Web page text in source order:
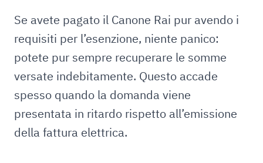
Se avete pagato il Canone Rai pur avendo i
requisiti per l’esenzione, niente panico:
potete pur sempre recuperare le somme
versate indebitamente. Questo accade
spesso quando la domanda viene
presentata in ritardo rispetto all’emissione
della fattura elettrica.